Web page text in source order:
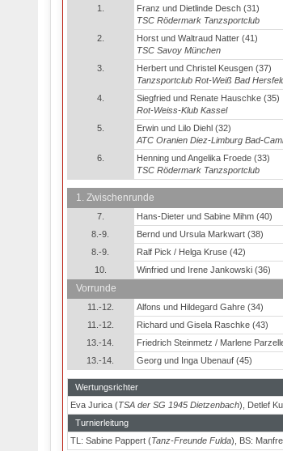
1.
Franz und Dietlinde Desch (31)
TSC Rödermark Tanzsportclub
2.
Horst und Waltraud Natter (41)
TSC Savoy München
3.
Herbert und Christel Keusgen (37)
Tanzsportclub Rot-Weiß Bad
4.
Siegfried und Renate Hauschke (35)
Rot-Weiss-Klub Kassel
5.
Erwin und Lilo Diehl (32)
ATC Oranien Diez-Limburg Bad-
6.
Henning und Angelika Froede (33)
TSC Rödermark Tanzsportclub
1. Zwischenrunde
7. Hans-Dieter und Sabine Mihm (40)
8.-9.
Bernd und Ursula Markwart (38)
8.-9.
Ralf Pick / Helga Kruse (42)
10.
Winfried und Irene Jankowski (36)
Vorrunde
11.-12. Alfons und Hildegard Gahre (34)
11.-12.
Richard und Gisela Raschke (43)
13.-14.
Friedrich Steinmetz / Marlene
13.-14.
Georg und Inga Ubenauf (45)
Wertungsrichter
Eva Jurica (TSA der SG 1945 Dietzenbach), Detlef
Turnierleitung
TL: Sabine Pappert (Tanz-Freunde Fulda), BS: